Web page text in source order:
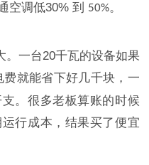
空调低30%到 50%。
。一台20千瓦的设备如果
就能省下好几千块，一
。很多老板算账的时候
行成本，结果买了便宜